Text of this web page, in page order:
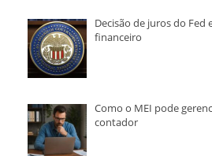
Decisão de juros do
financeiro
Como o MEI pode
contador